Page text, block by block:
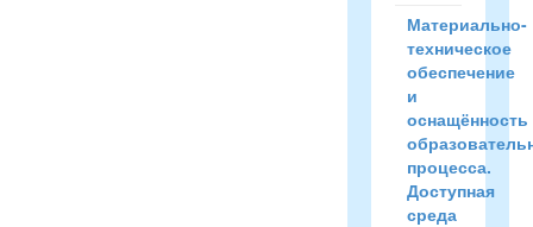
Материально-
техническое
обеспечение
и
оснащённость
процесса.
Доступная
среда